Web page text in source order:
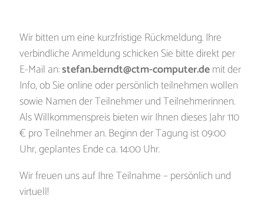
Wir bitten um eine kurzfristige Rückmeldung. Ihre
verbindliche Anmeldung schicken Sie bitte direkt per
E-Mail an:stefan.berndt@ctm-computer.demit der
Info, ob Sie online oder persönlich teilnehmen wollen
sowie Namen der Teilnehmer und Teilnehmerinnen.
Als Willkommenspreis bieten wir Ihnen dieses Jahr 110
€ pro Teilnehmer an. Beginn der Tagung ist 09:00
Uhr, geplantes Ende ca. 14:00 Uhr.
Wir freuen uns auf Ihre Teilnahme – persönlich und
virtuell!